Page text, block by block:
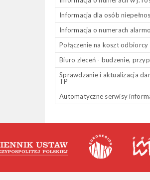
Informacja dla osób
Informacja o numerach
Połączenie na koszt odbiorcy
Biuro zleceń - budzenie,
Sprawdzanie i aktualizacja
TP
Automatyczne serwisy